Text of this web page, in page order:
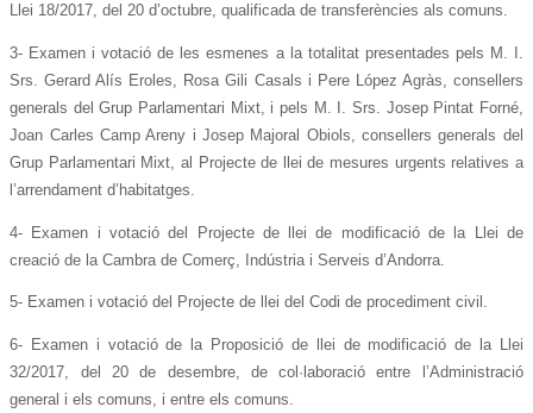
Llei 18/2017, del 20 d’octubre, qualificada de transferències als comuns.
3- Examen i votació de les esmenes a la totalitat presentades pels M. I.
Srs. Gerard Alís Eroles, Rosa Gili Casals i Pere López Agràs, consellers
generals del Grup Parlamentari Mixt, i pels M. I. Srs. Josep Pintat Forné,
Joan Carles Camp Areny i Josep Majoral Obiols, consellers generals del
Grup Parlamentari Mixt, al Projecte de llei de mesures urgents relatives a
l’arrendament d’habitatges.
4- Examen i votació del Projecte de llei de modificació de la Llei de
creació de la Cambra de Comerç, Indústria i Serveis d’Andorra.
5- Examen i votació del Projecte de llei del Codi de procediment civil.
6- Examen i votació de la Proposició de llei de modificació de la Llei
32/2017, del 20 de desembre, de col·laboració entre l’Administració
general i els comuns, i entre els comuns.